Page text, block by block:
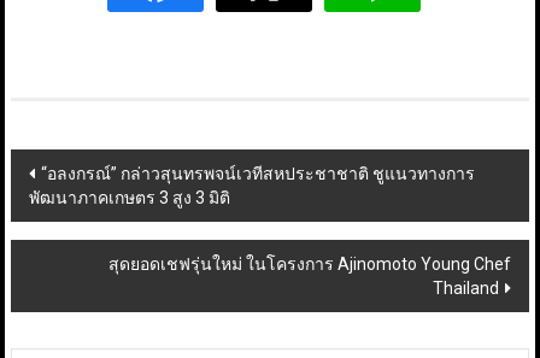
Post
navigation
“อลงกรณ์” กล่าวสุนทรพจน์เวทีสหประชาชาติ ชูแนวทางการ
พัฒนาภาคเกษตร 3 สูง 3 มิติ
สุดยอดเชฟรุ่นใหม่ ในโครงการ Ajinomoto Young Chef
Thailand